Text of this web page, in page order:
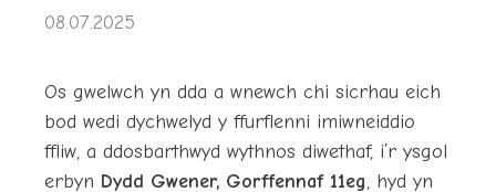
08.07.2025
Os gwelwch yn dda a wnewch chi sicrhau eich
bod wedi dychwelyd y ffurflenni imiwneiddio
ffliw, a ddosbarthwyd wythnos diwethaf, i’r ysgol
erbyn Dydd Gwener, Gorffennaf 11eg, hyd yn